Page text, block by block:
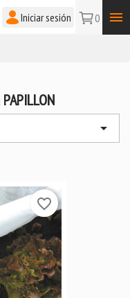
Iniciar sesión 0


favorite_border